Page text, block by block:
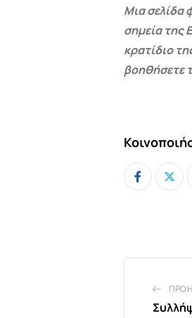
Μια σελίδα
σημεία της
κρατίδιο
βοηθήσετε